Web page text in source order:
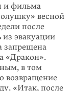
и фильма
весной
после
эвакуации
запрещена
«Дра­кон».
в том
возвращение
«Итак, после